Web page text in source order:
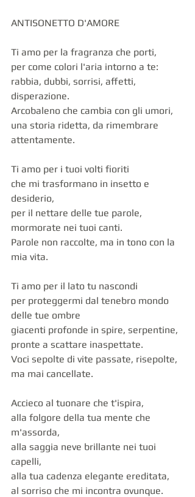
ANTISONETTO D'AMORE
Ti amo per la fragranza che porti,
per come colori l'aria intorno a te:
rabbia, dubbi, sorrisi, affetti,
disperazione.
Arcobaleno che cambia con gli umori,
una storia ridetta, da rimembrare
attentamente.
Ti amo per i tuoi volti fioriti
che mi trasformano in insetto e
desiderio,
per il nettare delle tue parole,
mormorate nei tuoi canti.
Parole non raccolte, ma in tono con la
mia vita.
Ti amo per il lato tu nascondi
per proteggermi dal tenebro mondo
delle tue ombre
giacenti profonde in spire, serpentine,
pronte a scattare inaspettate.
Voci sepolte di vite passate, risepolte,
ma mai cancellate.
Accieco al tuonare che t'ispira,
alla folgore della tua mente che
m'assorda,
alla saggia neve brillante nei tuoi
capelli,
alla tua cadenza elegante ereditata,
al sorriso che mi incontra ovunque.